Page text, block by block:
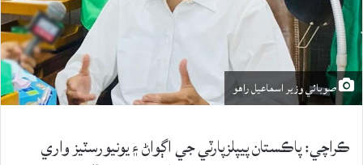
صوبائي وزير اسماعيل راهو
ڪراچي: پاڪستان پيپلزپارٽي جي اڳواڻ ۽ يونيورسٽيز واري